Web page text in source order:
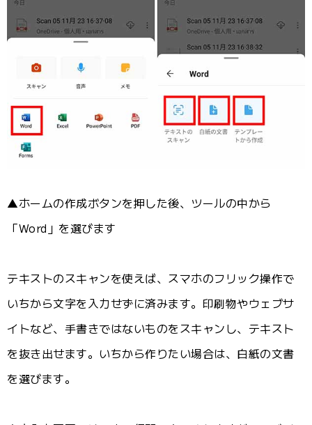
▲ホームの作成ボタンを押した後、ツールの中から
「Word」を選びます
テキストのスキャンを使えば、スマホのフリック操作で
いちから文字を入力せずに済みます。印刷物やウェブサ
イトなど、手書きではないものをスキャンし、テキスト
を抜き出せます。いちから作りたい場合は、白紙の文書
を選びます。